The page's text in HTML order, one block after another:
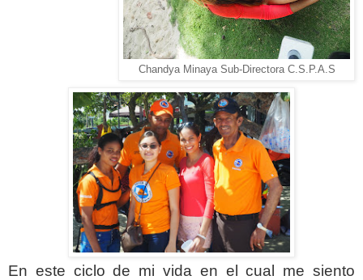
Chandya Minaya Sub-Directora C.S.P.A.S
En este ciclo de mi vida en el cual me siento